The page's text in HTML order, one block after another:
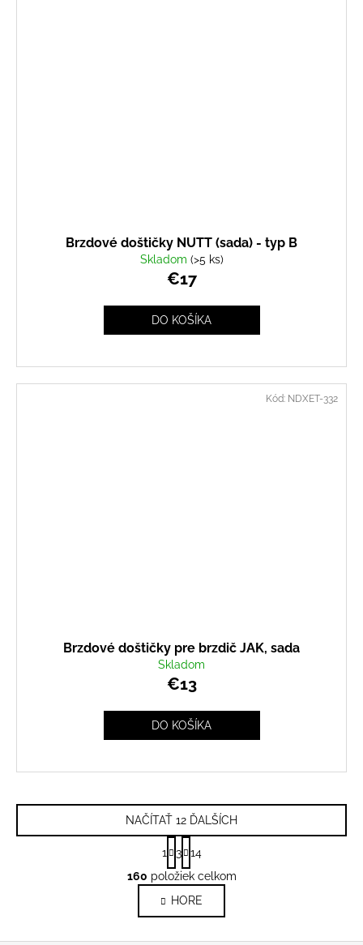
Brzdové doštičky NUTT (sada) - typ B
Skladom (>5 ks)
€17
DO KOŠÍKA
Brzdové doštičky pre brzdič JAK, sada
Skladom
€13
DO KOŠÍKA
Kód: NDXET-332
O
v
l
á
d
NAČÍTAŤ 12 ĎALŠÍCH
S
t
r
á
n
k
1 3
14
160 položiek celkom
HORE